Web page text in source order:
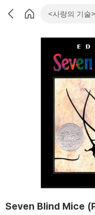
Seven Blind Mice